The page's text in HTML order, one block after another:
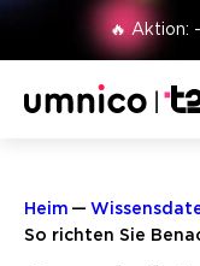
🔥 Aktion:
Heim
So richten Sie